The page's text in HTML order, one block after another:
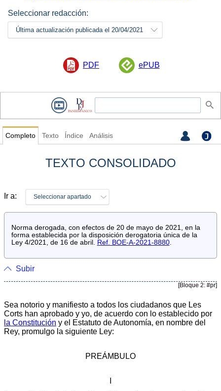
Seleccionar redacción:
Última actualización publicada el 20/04/2021
PDF ePUB
Completo Texto Índice Análisis
TEXTO CONSOLIDADO
Ir a: Seleccionar apartado
Norma derogada, con efectos de 20 de mayo de 2021, en la
forma establecida por la disposición derogatoria única de la
Ley 4/2021, de 16 de abril. Ref. BOE-A-2021-8880.
Subir
[Bloque 2: #pr]
Sea notorio y manifiesto a todos los ciudadanos que Les
Corts han aprobado y yo, de acuerdo con lo establecido por
la Constitución y el Estatuto de Autonomía, en nombre del
Rey, promulgo la siguiente Ley:
PREÁMBULO